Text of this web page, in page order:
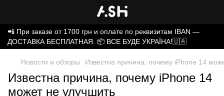
📲 При заказе от 1700 грн и оплате по реквизитам IBAN —
ДОСТАВКА БЕСПЛАТНАЯ. 📦 ВСЕ БУДЕ УКРАЇНА!🇺🇦
Новости и обзоры Известна причина, почему iPhone 14
Известна причина, почему iPhone 14
может не улучшить